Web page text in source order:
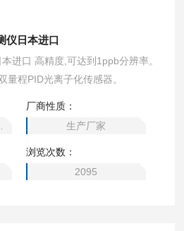
仪日本进口
进口 高精度,可达到1ppb分辨率。
量程PID光离子化传感器。
厂商性质：
生产厂家
浏览次数：
2095